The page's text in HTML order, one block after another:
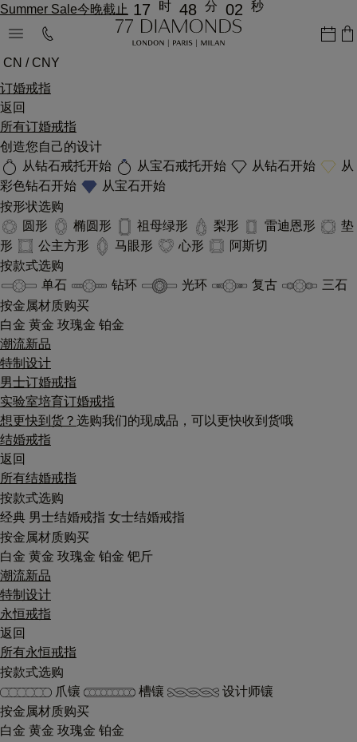
Summer Sale今晚截止 17 时 48 分 02 秒
CN / CNY
订婚戒指
返回
所有订婚戒指
创造您自己的设计
从钻石戒托开始
从宝石戒托开始 从钻石开始
从
彩色钻石开始
从宝石开始
按形状选购
圆形
椭圆形 祖母绿形 梨形 雷迪恩形
垫
形
公主方形 马眼形 心形
阿斯切
按款式选购
单石
钻环 光环 复古
三石
按金属材质购买
白金 黄金 玫瑰金 铂金
潮流新品
特制设计
男士订婚戒指
实验室培育订婚戒指
想更快到货？ 选购我们的现成品，可以更快收到货哦
结婚戒指
返回
所有结婚戒指
按款式选购
经典 男士结婚戒指 女士结婚戒指
按金属材质购买
白金 黄金 玫瑰金 铂金 钯斤
潮流新品
特制设计
永恒戒指
返回
所有永恒戒指
按款式选购
爪镶
槽镶
设计师镶
按金属材质购买
白金 黄金 玫瑰金 铂金